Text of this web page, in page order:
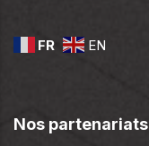
FR EN
Nos partenariats